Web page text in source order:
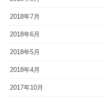
2018年7月
2018年6月
2018年5月
2018年4月
2017年10月